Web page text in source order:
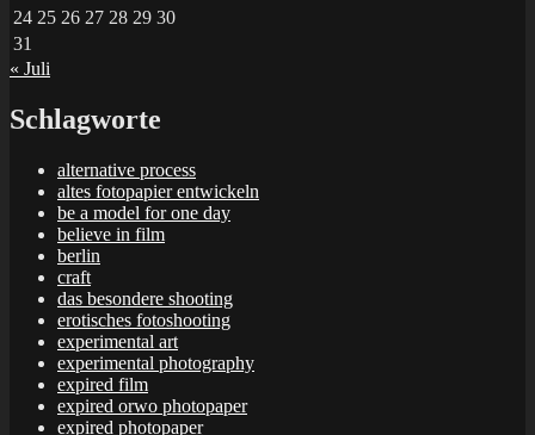
24 25 26 27 28 29 30
31
« Juli
Schlagworte
alternative process
altes fotopapier entwickeln
be a model for one day
believe in film
berlin
craft
das besondere shooting
erotisches fotoshooting
experimental art
experimental photography
expired film
expired orwo photopaper
expired photopaper